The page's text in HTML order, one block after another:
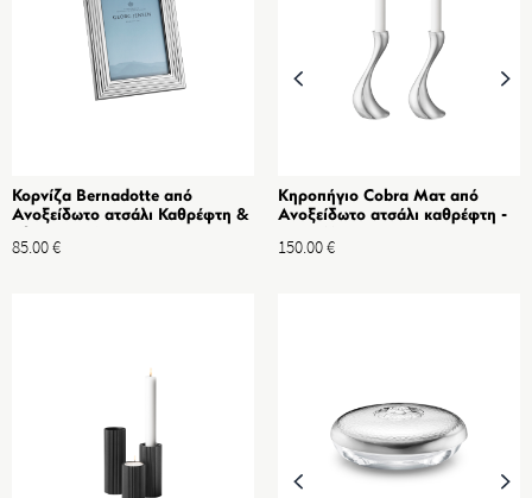
Κορνίζα Bernadotte από
Ανοξείδωτο ατσάλι Καθρέφτη &
85.00€
Κηροπήγιο Cobra Ματ από
Ανοξείδωτο ατσάλι καθρέφτη -
150.00€